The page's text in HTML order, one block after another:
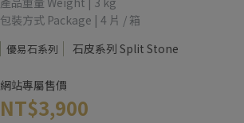
包裝方式 Package | 4 片 / 箱
優易石系列 石皮系列 Split Stone
網站專屬售價
NT$3,900